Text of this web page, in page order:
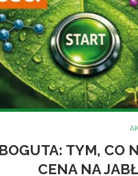
TYM, CO
CENA NA